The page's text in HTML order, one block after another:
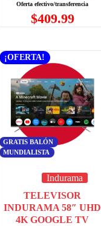
$409.99
GRATIS BALÓN
MUNDIALISTA
¡OFERTA!
Indurama
TELEVISOR
INDURAMA 58″ UHD
4K GOOGLE TV